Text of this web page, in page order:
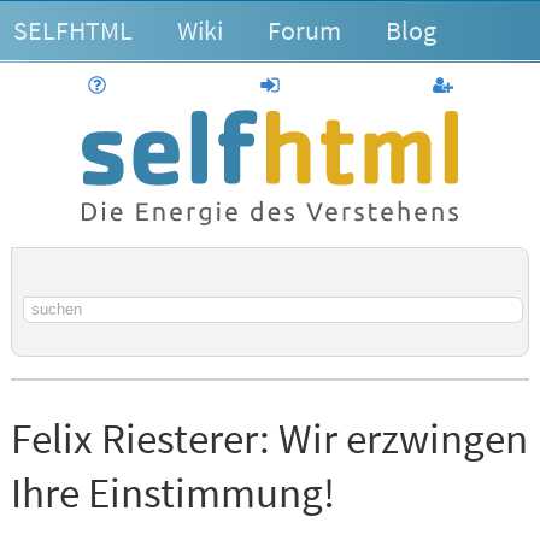
SELFHTML Wiki Forum Blog
anmelden
Suchbegriff
Felix Riesterer: Wir erzwingen
Ihre Einstimmung!